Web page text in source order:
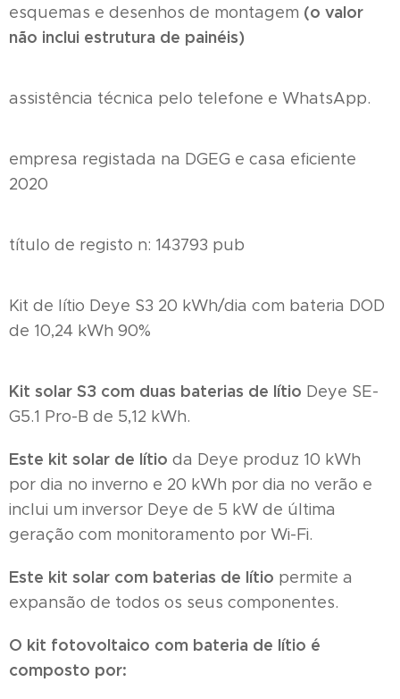
esquemas e desenhos de montagem (o valor
não inclui estrutura de painéis)
assistência técnica pelo telefone e WhatsApp.
empresa registada na DGEG e casa eficiente
2020
título de registo n: 143793 pub
Kit de lítio Deye S3 20 kWh/dia com bateria DOD
de 10,24 kWh 90%
Kit solar S3 com duas baterias de lítio Deye SE-
G5.1 Pro-B de 5,12 kWh.
Este kit solar de lítio da Deye produz 10 kWh
por dia no inverno e 20 kWh por dia no verão e
inclui um inversor Deye de 5 kW de última
geração com monitoramento por Wi-Fi.
Este kit solar com baterias de lítio permite a
expansão de todos os seus componentes.
O kit fotovoltaico com bateria de lítio é
composto por: